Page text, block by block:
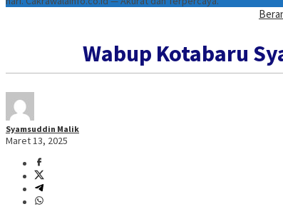
Wabup Kotabaru
Syamsuddin Malik
Maret 13, 2025